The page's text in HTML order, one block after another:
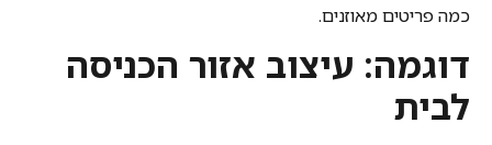
כמה פריטים מאוזנים.
דוגמה: עיצוב אזור הכניסה
לבית